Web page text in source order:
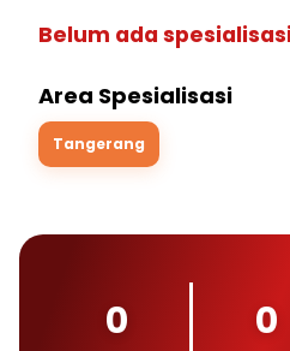
Belum ada
Area Spesialisasi
Tangerang
0 0